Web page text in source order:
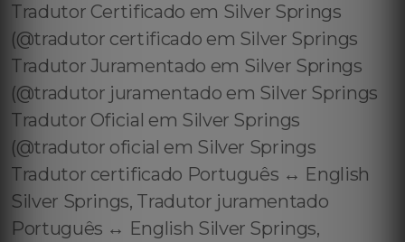
Tradutor Certificado em Silver Springs
(@tradutor certificado em Silver Springs
Tradutor Juramentado em Silver Springs
(@tradutor juramentado em Silver Springs
Tradutor Oficial em Silver Springs
(@tradutor oficial em Silver Springs
Tradutor certificado Português ↔️ English
Silver Springs, Tradutor juramentado
Português ↔️ English Silver Springs,